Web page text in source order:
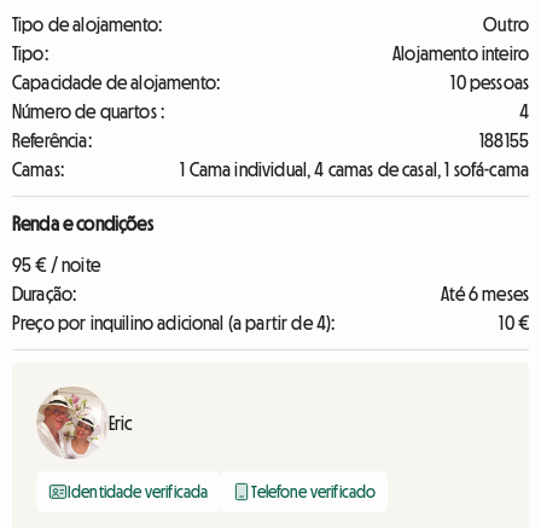
Tipo de alojamento:
Outro
Tipo:
Alojamento inteiro
Capacidade de alojamento:
10 pessoas
Número de quartos :
4
Referência:
188155
Camas:
1 Cama individual, 4 camas de casal, 1 sofá-cama
Renda e condições
95 € / noite
Duração:
Até 6 meses
Preço por inquilino adicional (a partir de 4):
10 €
Eric
Identidade verificada Telefone verificado